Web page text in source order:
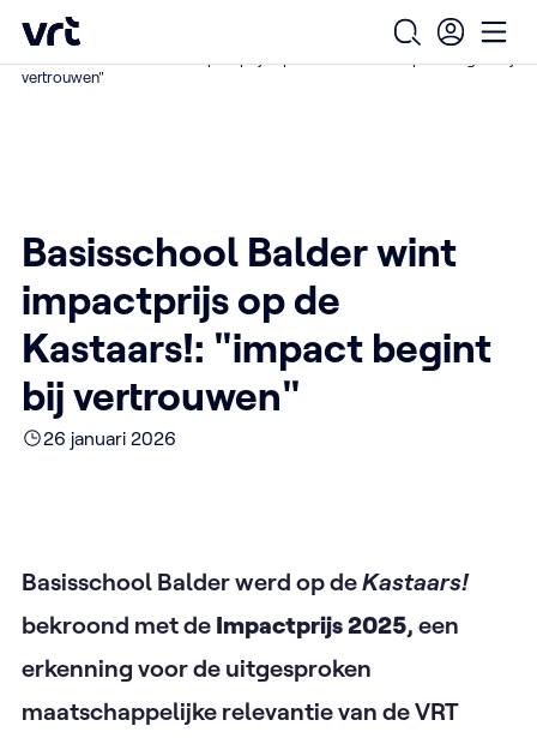
Ga naar de hoofdinhoud
VRT (home)
Open
Home /
vertrouwen"
Basisschool Balder wint
impactprijs op de
Kastaars!: "impact begint
bij vertrouwen"
26 januari 2026
Basisschool Balder werd op deKastaars!
bekroond met de Impactprijs 2025, een
erkenning voor de uitgesproken
maatschappelijke relevantie van de VRT